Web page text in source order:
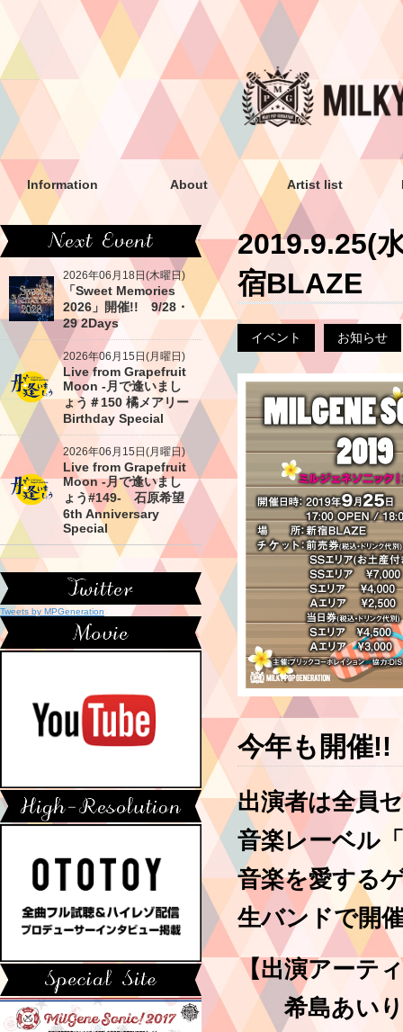
Information About Artist list
2019.9.25(
宿BLAZE
イベント お知らせ
今年も開催!!
出演者は全員
音楽レーベル
音楽を愛する
生バンドで開
【出演アーテ
希島あいり
2026年06月18日(木曜日)
「Sweet Memories
2026」開催!! 9/28・
29 2Days
2026年06月15日(月曜日)
Live from Grapefruit
Moon -月で逢いまし
ょう＃150 橘メアリー
Birthday Special
2026年06月15日(月曜日)
Live from Grapefruit
Moon -月で逢いまし
ょう#149- 石原希望
6th Anniversary
Special
Tweets by MPGeneration